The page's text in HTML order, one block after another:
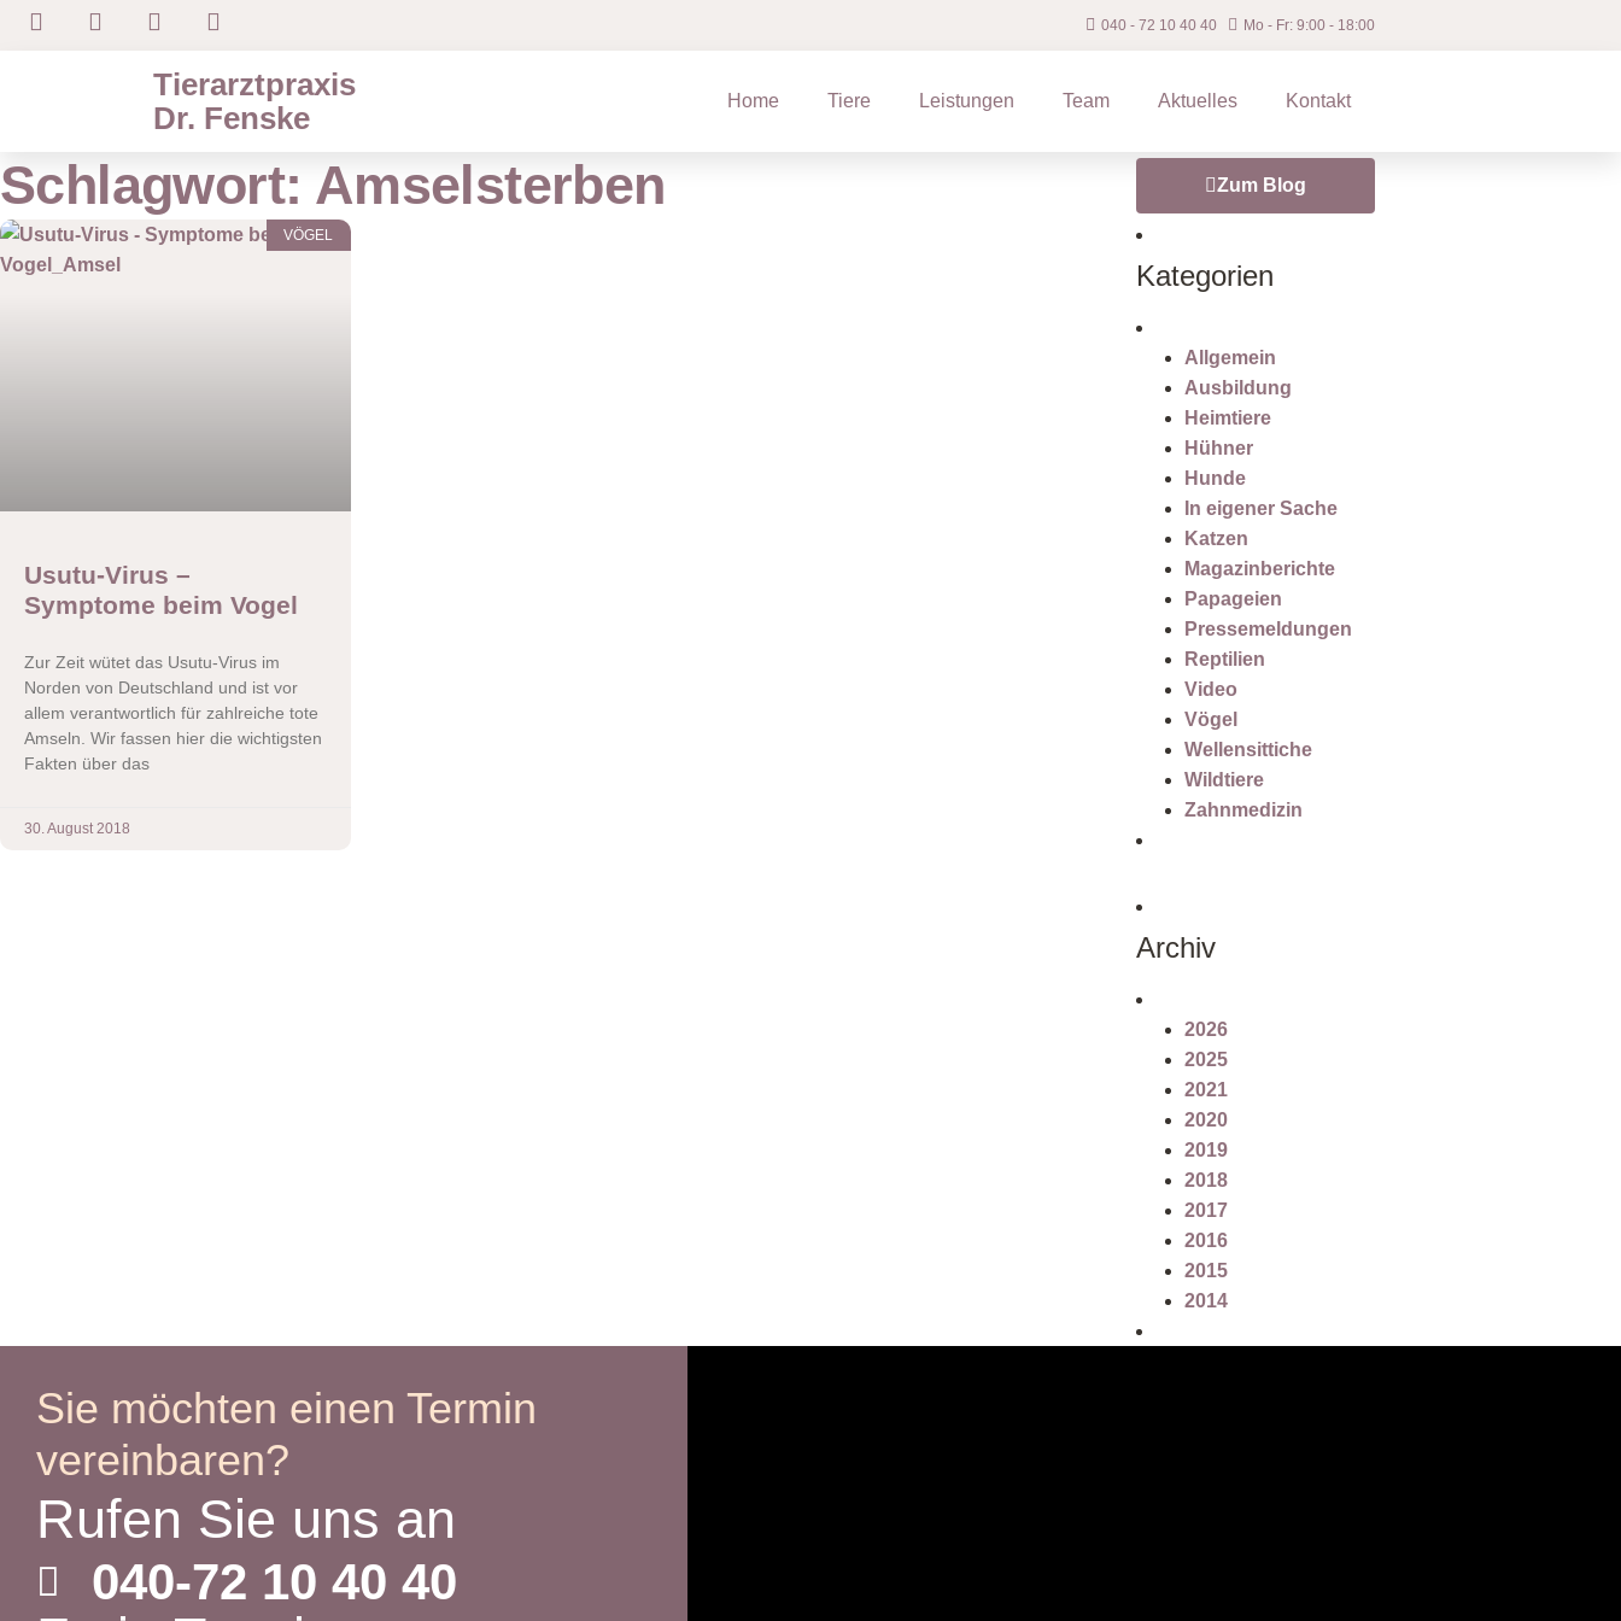
040 ‐ 72 10 40 40 Mo - Fr: 9:00 - 18:00
Tierarztpraxis
Dr. Fenske
Home Tiere Leistungen Team Aktuelles Kontakt
Schlagwort: Amselsterben Zum Blog
VÖGEL
Usutu-Virus –
Symptome beim Vogel
Zur Zeit wütet das Usutu-Virus im
Norden von Deutschland und ist vor
allem verantwortlich für zahlreiche tote
Amseln. Wir fassen hier die wichtigsten
Fakten über das
30. August 2018
Kategorien
Allgemein
Ausbildung
Heimtiere
Hühner
Hunde
In eigener Sache
Katzen
Magazinberichte
Papageien
Pressemeldungen
Reptilien
Video
Vögel
Wellensittiche
Wildtiere
Zahnmedizin
Archiv
2026
2025
2021
2020
2019
2018
2017
2016
2015
2014
Sie möchten einen Termin
vereinbaren?
Rufen Sie uns an
040-72 10 40 40